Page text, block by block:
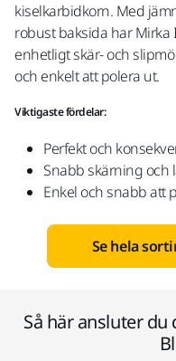
kiselkarbidkorn. Med
robust baksida har
enhetligt skär- och
och enkelt att polera ut.
Viktigaste fördelar:
Perfekt och
Snabb skärning och
Enkel och snabb att
Se hela
Så här ansluter